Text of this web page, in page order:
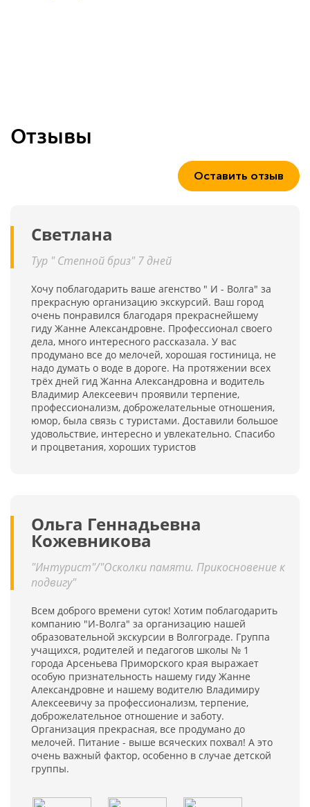
Отзывы
Оставить отзыв
Светлана
Тур " Степной бриз" 7 дней
Хочу поблагодарить ваше агенство " И - Волга" за
прекрасную организацию экскурсий. Ваш город
очень понравился благодаря прекраснейшему
гиду Жанне Александровне. Профессионал своего
дела, много интересного рассказала. У вас
продумано все до мелочей, хорошая гостиница, не
надо думать о воде в дороге. На протяжении всех
трёх дней гид Жанна Александровна и водитель
Владимир Алексеевич проявили терпение,
профессионализм, доброжелательные отношения,
юмор, была связь с туристами. Доставили большое
удовольствие, интересно и увлекательно. Спасибо
и процветания, хороших туристов
Ольга Геннадьевна
Кожевникова
"Интурист"/"Осколки памяти. Прикосновение к
подвигу"
Всем доброго времени суток! Хотим поблагодарить
компанию "И-Волга" за организацию нашей
образовательной экскурсии в Волгограде. Группа
учащихся, родителей и педагогов школы № 1
города Арсеньева Приморского края выражает
особую признательность нашему гиду Жанне
Александровне и нашему водителю Владимиру
Алексеевичу за профессионализм, терпение,
доброжелательное отношение и заботу.
Организация прекрасная, все продумано до
мелочей. Питание - выше всяческих похвал! А это
очень важный фактор, особенно в случае детской
группы.